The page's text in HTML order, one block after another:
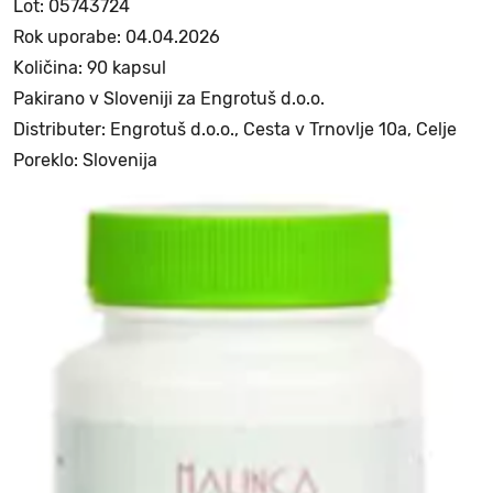
Lot: 05743724
Rok uporabe: 04.04.2026
Količina: 90 kapsul
Pakirano v Sloveniji za Engrotuš d.o.o.
Distributer: Engrotuš d.o.o., Cesta v Trnovlje 10a, Celje
Poreklo: Slovenija